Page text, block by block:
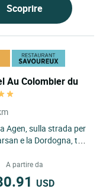
Scoprire
Au Colombier du
Agen, sulla strada per
e la Dordogna, tra
A partire da
USD